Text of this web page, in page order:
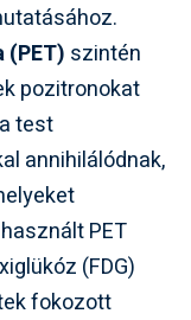
szintén
pozitronokat
test
annihilálódnak,
PET
(FDG)
fokozott